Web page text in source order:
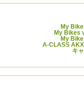
My
My Bikes
My
A-CLASS
キ